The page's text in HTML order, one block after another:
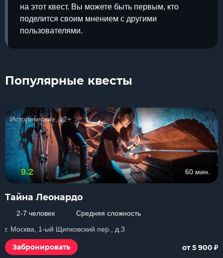
на этот квест. Вы можете быть первым, кто
поделится своим мнением с другими
пользователями.
Популярные квесты
Исторические, 12+
9.2 60 мин.
Тайна Леонардо
2-7 человек
Средняя сложность
г. Москва, 1-ый Щипковский пер., д.3
Забронировать от 5 900 ₽